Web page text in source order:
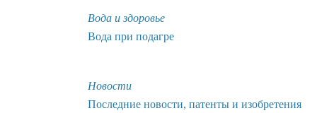
Вода и здоровье
Вода при подагре
Новости
Последние новости, патенты и изобретения